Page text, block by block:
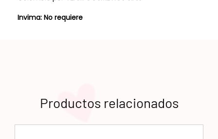
Invima: No requiere
Productos relacionados